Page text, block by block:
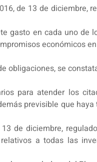
de 13 de diciembre,
gasto en cada uno de
económicos
obligaciones, se
para atender los
previsible que
de diciembre,
a todas las